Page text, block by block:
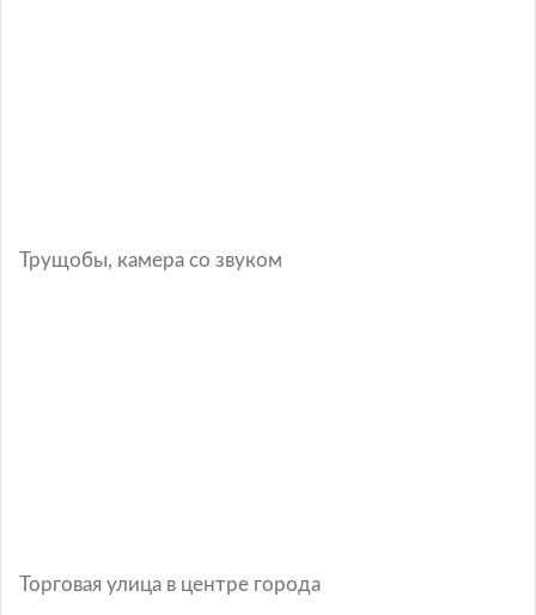
Трущобы, камера со звуком
Торговая улица в центре города